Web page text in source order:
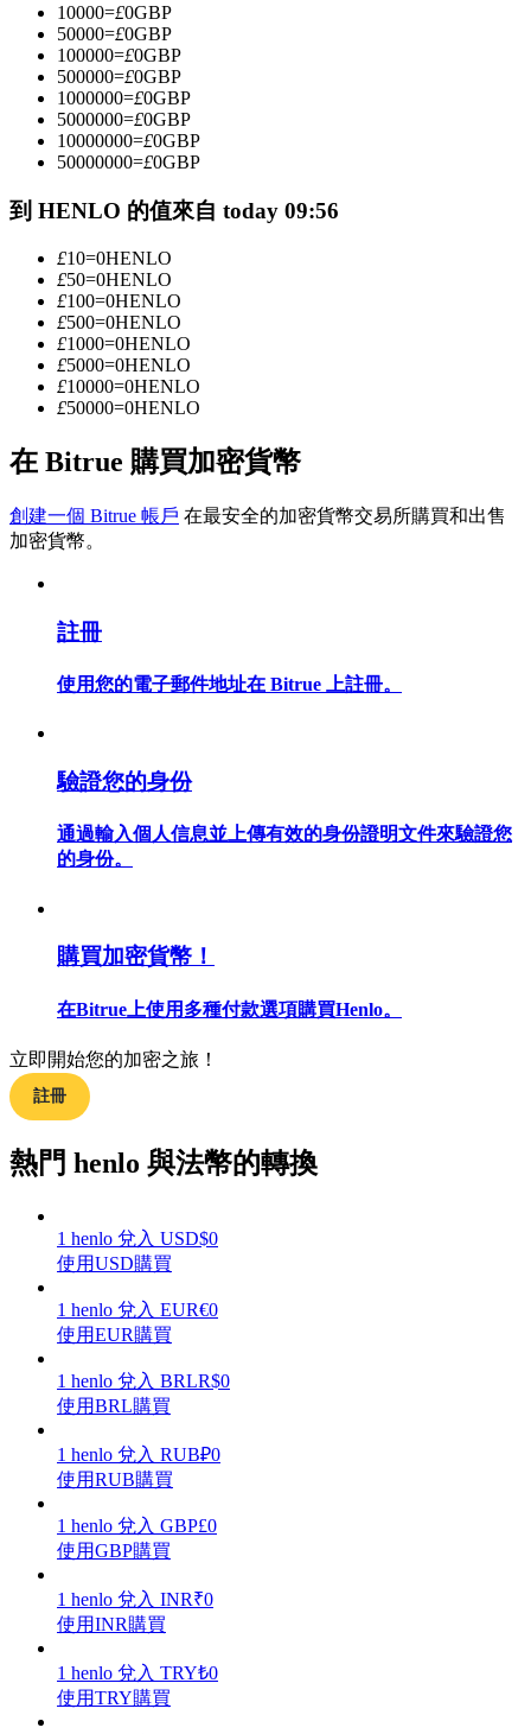
與頂尖交易專家同行
成為跟單交易員
坐享盈利分成和跟單分傭
包含交易情況等的大數據分析
合約指南
交易策略
使您的資產穩定增值
10000=£0GBP
50000=£0GBP
100000=£0GBP
500000=£0GBP
1000000=£0GBP
5000000=£0GBP
10000000=£0GBP
50000000=£0GBP
到 HENLO 的值來自 today 09:56
£10=0HENLO
£50=0HENLO
£100=0HENLO
£500=0HENLO
£1000=0HENLO
£5000=0HENLO
£10000=0HENLO
£50000=0HENLO
在 Bitrue 購買加密貨幣
創建一個 Bitrue 帳戶 在最安全的加密貨幣交易所購買和出售
加密貨幣。
註冊
使用您的電子郵件地址在 Bitrue 上註冊。
驗證您的身份
通過輸入個人信息並上傳有效的身份證明文件來驗證您
的身份。
購買加密貨幣！
在Bitrue上使用多種付款選項購買Henlo。
立即開始您的加密之旅！
註冊
熱門 henlo 與法幣的轉換
1 henlo 兌入 USD$0
使用USD購買
1 henlo 兌入 EUR€0
使用EUR購買
1 henlo 兌入 BRLR$0
使用BRL購買
1 henlo 兌入 RUB₽0
使用RUB購買
1 henlo 兌入 GBP£0
使用GBP購買
1 henlo 兌入 INR₹0
使用INR購買
1 henlo 兌入 TRY₺0
使用TRY購買